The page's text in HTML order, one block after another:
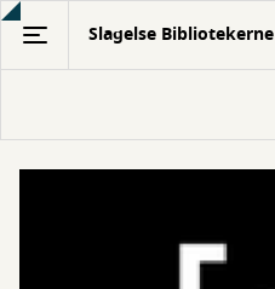
Gå
hovedindhold
Slagelse Bibliotekerne